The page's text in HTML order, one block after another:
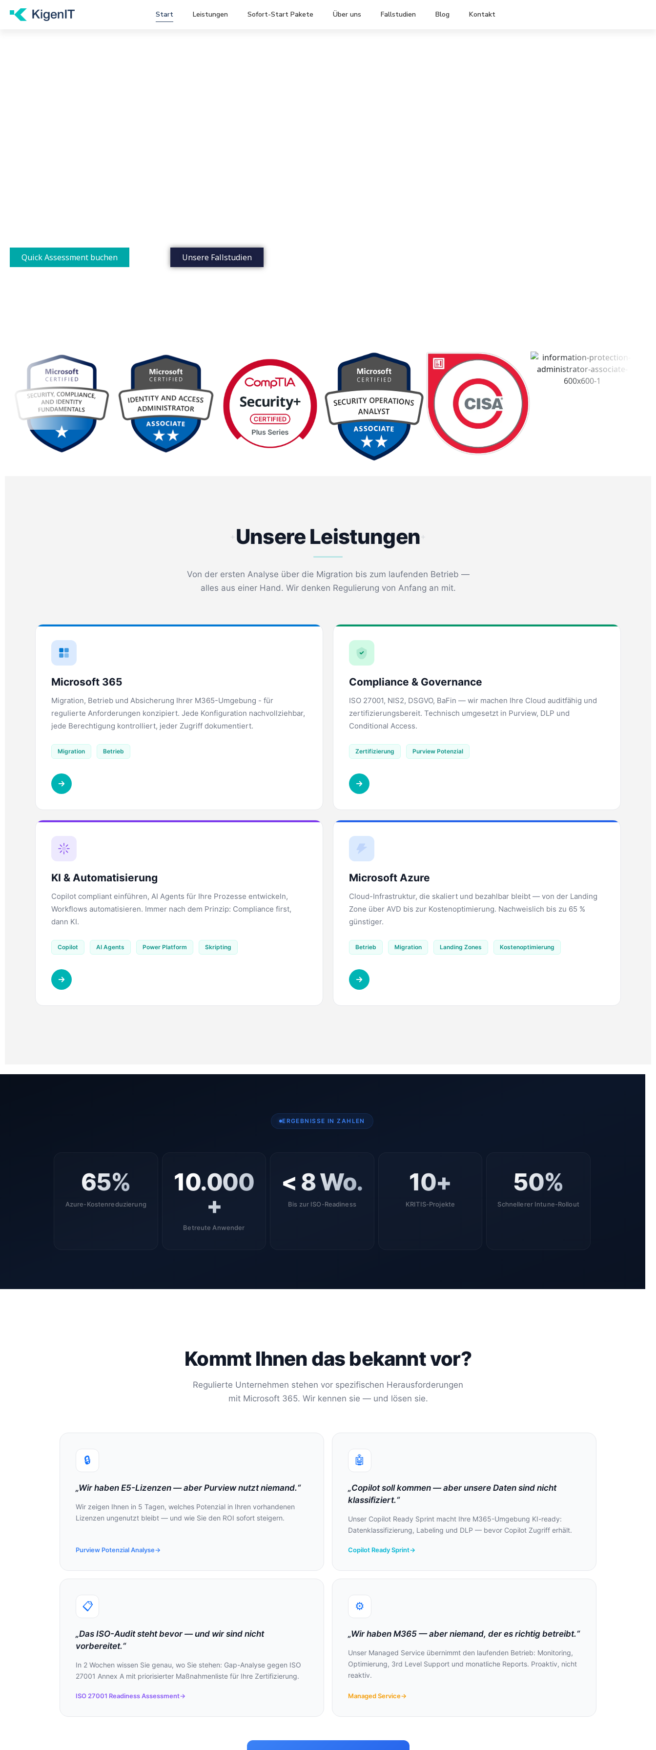
Start Leistungen Sofort-Start Pakete Über uns Fallstudien Blog Kontakt
Quick Assessment buchen Unsere Fallstudien
+ Unsere Leistungen +
Von der ersten Analyse über die Migration bis zum laufenden Betrieb —
alles aus einer Hand. Wir denken Regulierung von Anfang an mit.
Microsoft 365
Migration, Betrieb und Absicherung Ihrer M365-Umgebung - für
regulierte Anforderungen konzipiert. Jede Konfiguration nachvollziehbar,
jede Berechtigung kontrolliert, jeder Zugriff dokumentiert.
Migration Betrieb
Compliance & Governance
ISO 27001, NIS2, DSGVO, BaFin — wir machen Ihre Cloud auditfähig und
zertifizierungsbereit. Technisch umgesetzt in Purview, DLP und
Conditional Access.
Zertifizierung Purview Potenzial
KI & Automatisierung
Copilot compliant einführen, AI Agents für Ihre Prozesse entwickeln,
Workflows automatisieren. Immer nach dem Prinzip: Compliance first,
dann KI.
Copilot AI Agents Power Platform Skripting
Microsoft Azure
Cloud-Infrastruktur, die skaliert und bezahlbar bleibt — von der Landing
Zone über AVD bis zur Kostenoptimierung. Nachweislich bis zu 65 %
günstiger.
Betrieb Migration Landing Zones Kostenoptimierung
ERGEBNISSE IN ZAHLEN
65%
Azure-Kosten­reduzierung
10.000
+
Betreute Anwender
< 8 Wo.
Bis zur ISO-Readiness
10+
KRITIS-Projekte
50%
Schnellerer Intune-Rollout
Kommt Ihnen das bekannt vor?
Regulierte Unternehmen stehen vor spezifischen Herausforderungen
mit Microsoft 365. Wir kennen sie — und lösen sie.
🔒
„Wir haben E5-Lizenzen — aber Purview nutzt niemand.“
Wir zeigen Ihnen in 5 Tagen, welches Potenzial in Ihren vorhandenen
Lizenzen ungenutzt bleibt — und wie Sie den ROI sofort steigern.
Purview Potenzial Analyse→
🤖
„Copilot soll kommen — aber unsere Daten sind nicht
klassifiziert.“
Unser Copilot Ready Sprint macht Ihre M365-Umgebung KI-ready:
Datenklassifizierung, Labeling und DLP — bevor Copilot Zugriff erhält.
Copilot Ready Sprint→
📋
„Das ISO-Audit steht bevor — und wir sind nicht
vorbereitet.“
In 2 Wochen wissen Sie genau, wo Sie stehen: Gap-Analyse gegen ISO
27001 Annex A mit priorisierter Maßnahmenliste für Ihre Zertifizierung.
ISO 27001 Readiness Assessment→
⚙️
„Wir haben M365 — aber niemand, der es richtig betreibt.“
Unser Managed Service übernimmt den laufenden Betrieb: Monitoring,
Optimierung, 3rd Level Support und monatliche Reports. Proaktiv, nicht
reaktiv.
Managed Service→